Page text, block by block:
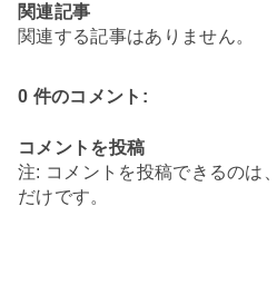
関連記事
関連する記事はありません。
0 件のコメント:
コメントを投稿
注: コメントを投稿できるのは
だけです。